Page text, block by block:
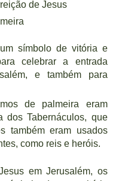
de Jesus
símbolo de vitória e
celebrar a entrada
e também para
de palmeira eram
dos Tabernáculos, que
também eram usados
como reis e heróis.
em Jerusalém, os